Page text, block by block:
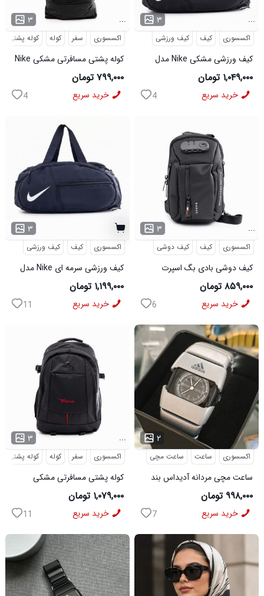
۳ ...
اکسسوری سفر کوله کوله پشتی
کوله پشتی مسافرتی مشکی Nike
مدل 50693
۷۹۹,۰۰۰ تومان
خرید سریع 4
۳ ...
اکسسوری کیف کیف ورزشی
کیف ورزشی مشکی Nike مدل
50700
۱,۰۴۹,۰۰۰ تومان
خرید سریع 4
۳
اکسسوری کیف کیف ورزشی
کیف ورزشی سرمه ای Nike مدل
50701
۱,۱۹۹,۰۰۰ تومان
خرید سریع 11
۳ ...
اکسسوری کیف کیف دوشی
کیف دوشی بادی بگ اسپرت
Bange مدل 50695
۸۵۹,۰۰۰ تومان
خرید سریع 6
۳ ...
اکسسوری سفر کوله کوله پشتی
کوله پشتی مسافرتی مشکی
Buffalo مدل 50690
۱,۰۷۹,۰۰۰ تومان
خرید سریع 11
۲ ...
اکسسوری ساعت ساعت مچی
ساعت مچی مردانه آدیداس بند
استیل فنری لوکس نقره ای
۹۹۸,۰۰۰ تومان
خرید سریع 7